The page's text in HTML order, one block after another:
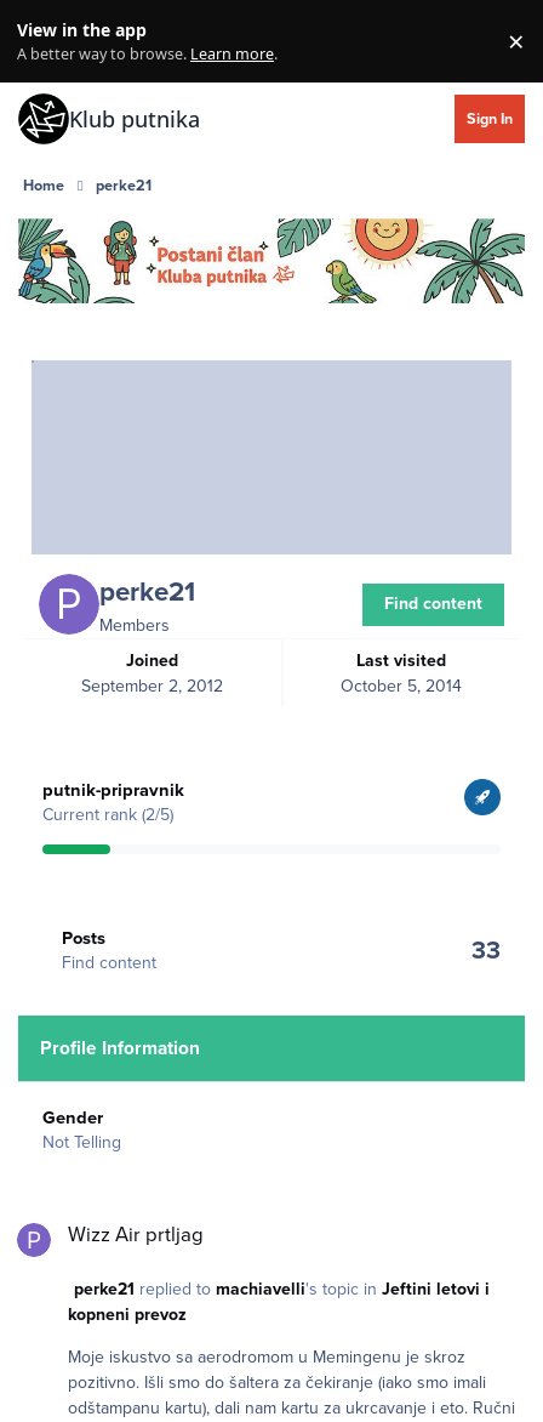
View in the app
A better way to browse. Learn more. ×
Klub putnika Sign In
Home perke21
perke21
Members
Joined
September 2, 2012
Last visited
October 5, 2014
Find content
putnik-pripravnik
Current rank (2/5)
Posts
Find content
33
Profile Information
Gender
Not Telling
Wizz Air prtljag
perke21 replied to machiavelli's topic in Jeftini letovi i
kopneni prevoz
Moje iskustvo sa aerodromom u Memingenu je skroz
pozitivno. Išli smo do šaltera za čekiranje (iako smo imali
odštampanu kartu), dali nam kartu za ukrcavanje i eto. Ručni